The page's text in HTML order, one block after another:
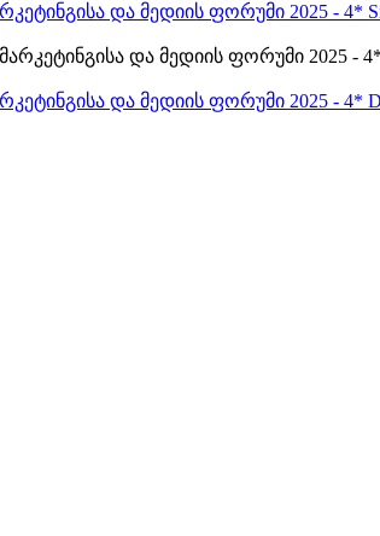
და მედიის ფორუმი 2025 - 4*
და მედიის ფორუმი 2025 - 4*